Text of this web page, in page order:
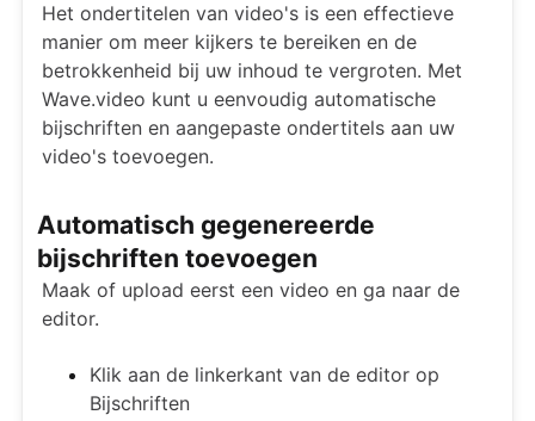
Het ondertitelen van video's is een effectieve
manier om meer kijkers te bereiken en de
betrokkenheid bij uw inhoud te vergroten. Met
Wave.video kunt u eenvoudig automatische
bijschriften en aangepaste ondertitels aan uw
video's toevoegen.
Automatisch gegenereerde
bijschriften toevoegen
Maak of upload eerst een video en ga naar de
editor.
Klik aan de linkerkant van de editor op
Bijschriften